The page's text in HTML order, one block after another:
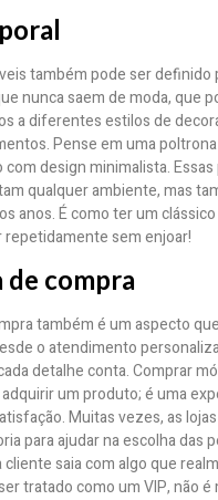
também pode ser definido
nunca saem de moda, que
a diferentes estilos de
Pense em uma
design minimalista. Essas
qualquer ambiente, mas
anos. É como ter um
sem enjoar!
de compra
também é um aspecto
o atendimento
detalhe conta. Comprar
um produto; é uma
Muitas vezes, as
para ajudar na escolha das
saia com algo que
tratado como um VIP, não é